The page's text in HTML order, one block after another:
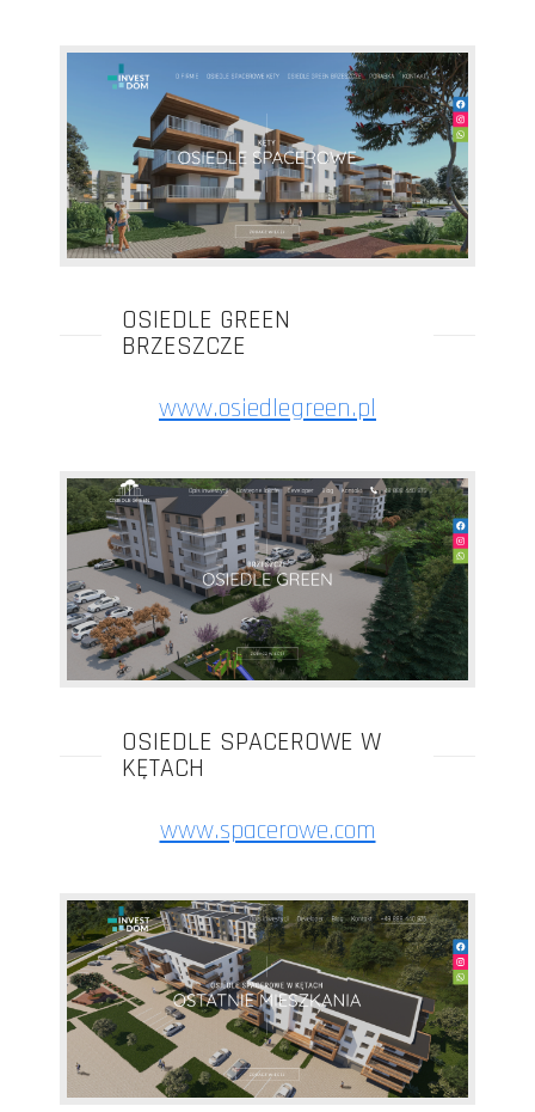
OSIEDLE GREEN
BRZESZCZE
www.osiedlegreen.pl
OSIEDLE SPACEROWE W
KĘTACH
www.spacerowe.com